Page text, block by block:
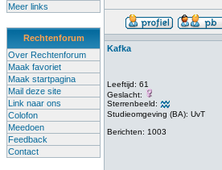
Meer links
Rechtenforum
Over Rechtenforum
Maak favoriet
Maak startpagina
Mail deze site
Link naar ons
Colofon
Meedoen
Feedback
Contact
Kafka
Leeftijd: 61
Geslacht:
Sterrenbeeld:
Studieomgeving (BA): UvT
Berichten: 1003